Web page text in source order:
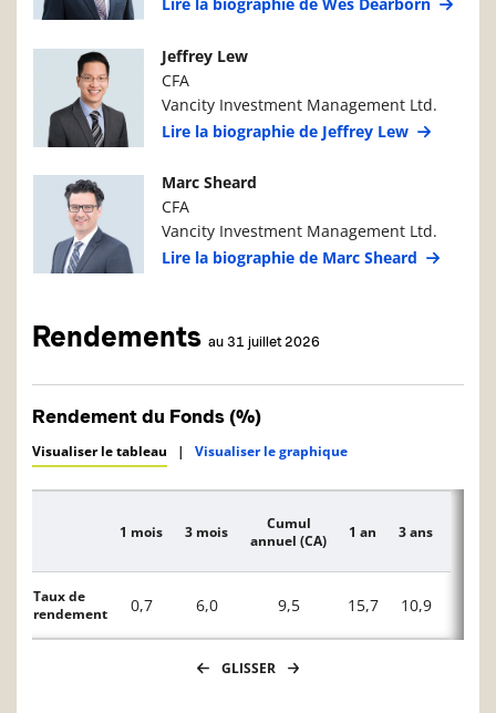
Lire la biographie de Wes Dearborn
Photo du gestionnaire de portefeuille
Jeffrey Lew
CFA
Vancity Investment Management Ltd.
Lire la biographie de Jeffrey Lew
Photo du gestionnaire de portefeuille
Marc Sheard
CFA
Vancity Investment Management Ltd.
Lire la biographie de Marc Sheard
Rendements au 31 juillet 2026
Rendement du Fonds (%)
Visualiser le tableau | Visualiser le graphique
Description
1 mois 3 mois
Cumul
annuel (CA)
1 an 3 ans
Taux de
rendement
0,7 6,0 9,5 15,7 10,9
GLISSER